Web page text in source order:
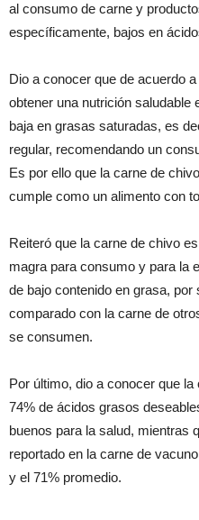
al consumo de carne y
específicamente, bajos en
Dio a conocer que de acuerdo
obtener una nutrición saludable
baja en grasas saturadas, es
regular, recomendando un
Es por ello que la carne de
cumple como un alimento con
Reiteró que la carne de chivo
magra para consumo y para la
de bajo contenido en grasa,
comparado con la carne de
se consumen.
Por último, dio a conocer que
74% de ácidos grasos
buenos para la salud, mientras
reportado en la carne de
y el 71% promedio.